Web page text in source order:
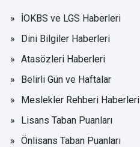
İOKBS ve LGS Haberleri
Dini Bilgiler Haberleri
Atasözleri Haberleri
Belirli Gün ve Haftalar
Meslekler Rehberi Haberleri
Lisans Taban Puanları
Önlisans Taban Puanları